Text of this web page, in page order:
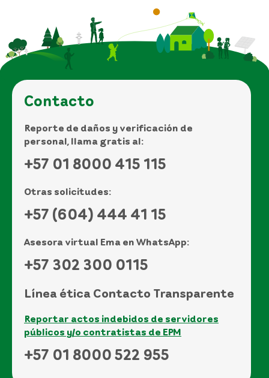
Contacto
Reporte de daños y verificación de
personal, llama gratis al:
+57 01 8000 415 115
Otras solicitudes:
+57 (604) 444 41 15
Asesora virtual Ema en WhatsApp:
+57 302 300 0115
Línea ética Contacto Transparente
Reportar actos indebidos de servidores
públicos y/o contratistas de EPM
+57 01 8000 522 955